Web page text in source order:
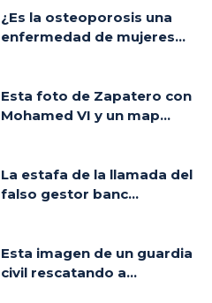
¿Es la osteoporosis una
enfermedad de mujeres...
Esta foto de Zapatero con
Mohamed VI y un map...
La estafa de la llamada del
falso gestor banc...
Esta imagen de un guardia
civil rescatando a...